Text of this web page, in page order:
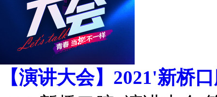
【演讲大会】2021'新桥